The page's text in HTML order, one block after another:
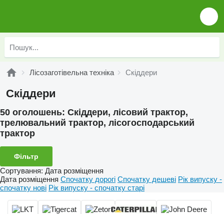
Лісозаготівельна техніка Скіддери
Скіддери
50 оголошень: Скіддери, лісовий трактор,
трелювальний трактор, лісогосподарський
трактор
Фільтр
Сортування: Дата розміщення
Дата розміщення Спочатку дорогі Спочатку дешеві Рік випуску -
спочатку нові Рік випуску - спочатку старі